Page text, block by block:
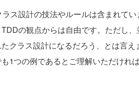
ス設計の技法やルールは含まれて
の観点からは自由です。ただし、
クラス設計になるだろう、とは言
1つの例であるとご理解いただければ